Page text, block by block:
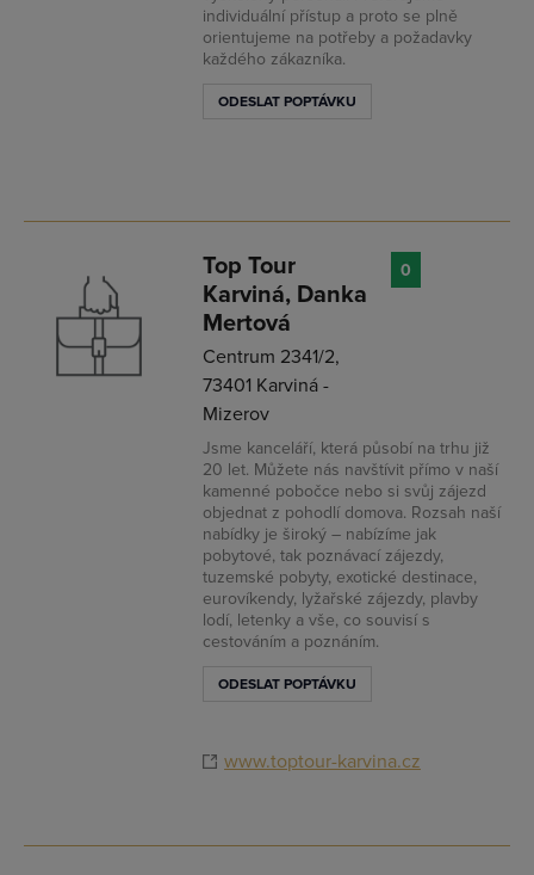
individuální přístup a proto se plně
orientujeme na potřeby a požadavky
každého zákazníka.
ODESLAT POPTÁVKU
Top Tour
Karviná, Danka
Mertová
Centrum 2341/2,
73401 Karviná -
Mizerov
Jsme kanceláří, která působí na trhu již
20 let. Můžete nás navštívit přímo v naší
kamenné pobočce nebo si svůj zájezd
objednat z pohodlí domova. Rozsah naší
nabídky je široký – nabízíme jak
pobytové, tak poznávací zájezdy,
tuzemské pobyty, exotické destinace,
eurovíkendy, lyžařské zájezdy, plavby
lodí, letenky a vše, co souvisí s
cestováním a poznáním.
ODESLAT POPTÁVKU
www.toptour-karvina.cz
0